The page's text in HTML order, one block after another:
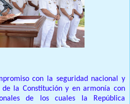
con la seguridad nacional y
la Constitución y en armonía con
de los cuales la República